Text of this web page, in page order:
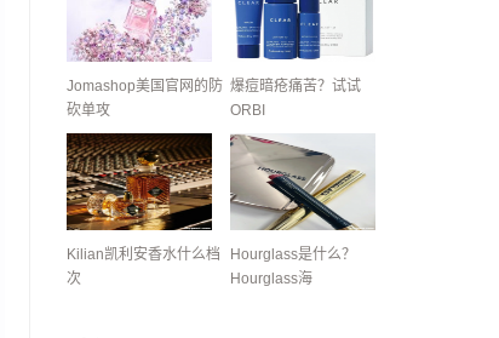
Jomashop美国官网的防
砍单攻
爆痘暗疮痛苦？试试
ORBI
Kilian凯利安香水什么档
次
Hourglass是什么？
Hourglass海